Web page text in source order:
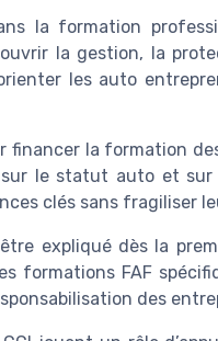
la formation
la gestion, la
les auto
financer la formation
le statut auto et sur
clés sans fragiliser
expliqué dès la
formations FAF
des